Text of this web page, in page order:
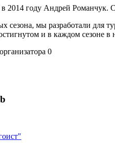
2014 году Андрей Романчук.
сезона, мы разработали
и в каждом сезоне
0